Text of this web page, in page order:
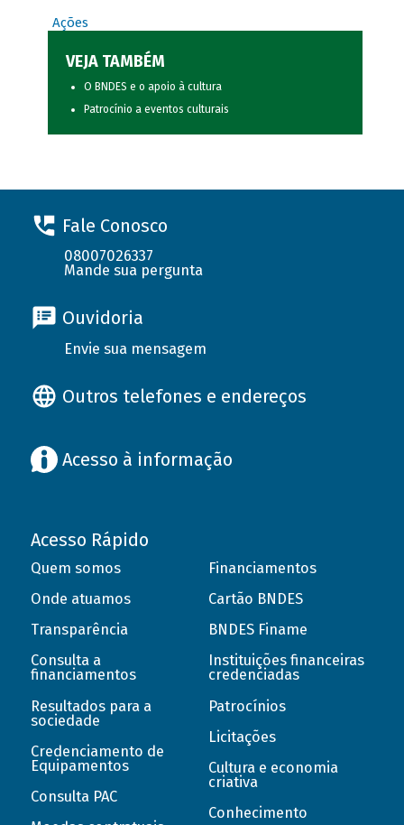
Ações
VEJA TAMBÉM
O BNDES e o apoio à cultura
Patrocínio a eventos culturais
Fale Conosco
08007026337
Mande sua pergunta
Ouvidoria
Envie sua mensagem
Outros telefones e endereços
Acesso à informação
Acesso Rápido
Quem somos
Onde atuamos
Transparência
Consulta a
financiamentos
Resultados para a
sociedade
Credenciamento de
Equipamentos
Consulta PAC
Financiamentos
Cartão BNDES
BNDES Finame
Instituições financeiras
credenciadas
Patrocínios
Licitações
Cultura e economia
criativa
Conhecimento